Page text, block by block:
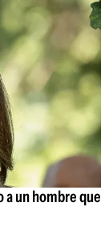
a un hombre que